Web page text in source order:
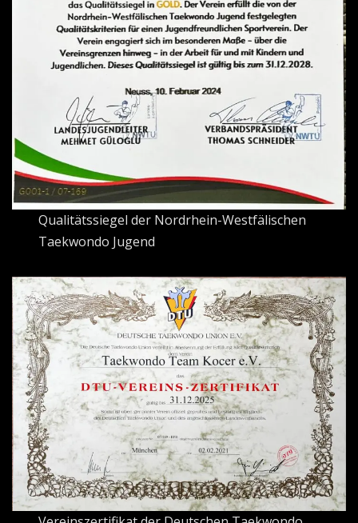
Qualitätssiegel der Nordrhein-Westfälischen
Taekwondo Jugend